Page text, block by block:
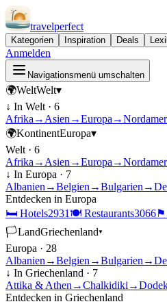
travelperfect
Kategorien Inspiration Deals
Anmelden
Navigationsmenü umschalten
🌍WeltWelt▾
↓ In Welt · 6
Afrika → Asien →Europa →
🌍KontinentEuropa▾
Welt · 6
Afrika → Asien →Europa →
↓ In Europa · 7
Albanien →Belgien →Bulgarien →
Entdecken in Europa
🛏 Hotels2931 🍽 Restaurants3066⚑
🏳LandGriechenland▾
Europa · 28
Albanien →Belgien →Bulgarien →
↓ In Griechenland · 7
Attika & Athen →Chalkidiki →
Entdecken in Griechenland